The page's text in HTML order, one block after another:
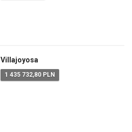
Villajoyosa
1 435 732,80 PLN